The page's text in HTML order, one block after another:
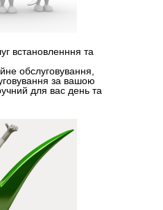
встановленння та
обслуговування,
за вашою
для вас день та